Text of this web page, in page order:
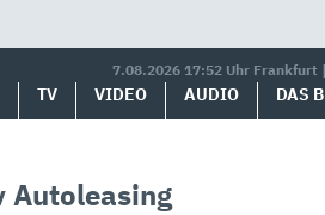
7.08.2026 17:52 Uhr Frankfurt
TV VIDEO AUDIO DAS
Autoleasing